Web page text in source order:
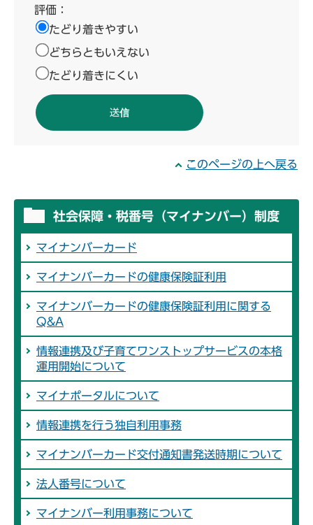
評価：
たどり着きやすい
どちらともいえない
たどり着きにくい
このページの上へ戻る
社会保障・税番号（マイナンバー）制度
マイナンバーカード
マイナンバーカードの健康保険証利用
マイナンバーカードの健康保険証利用に関する
Q&A
情報連携及び子育てワンストップサービスの本格
運用開始について
マイナポータルについて
情報連携を行う独自利用事務
マイナンバーカード交付通知書発送時期について
法人番号について
マイナンバー利用事務について